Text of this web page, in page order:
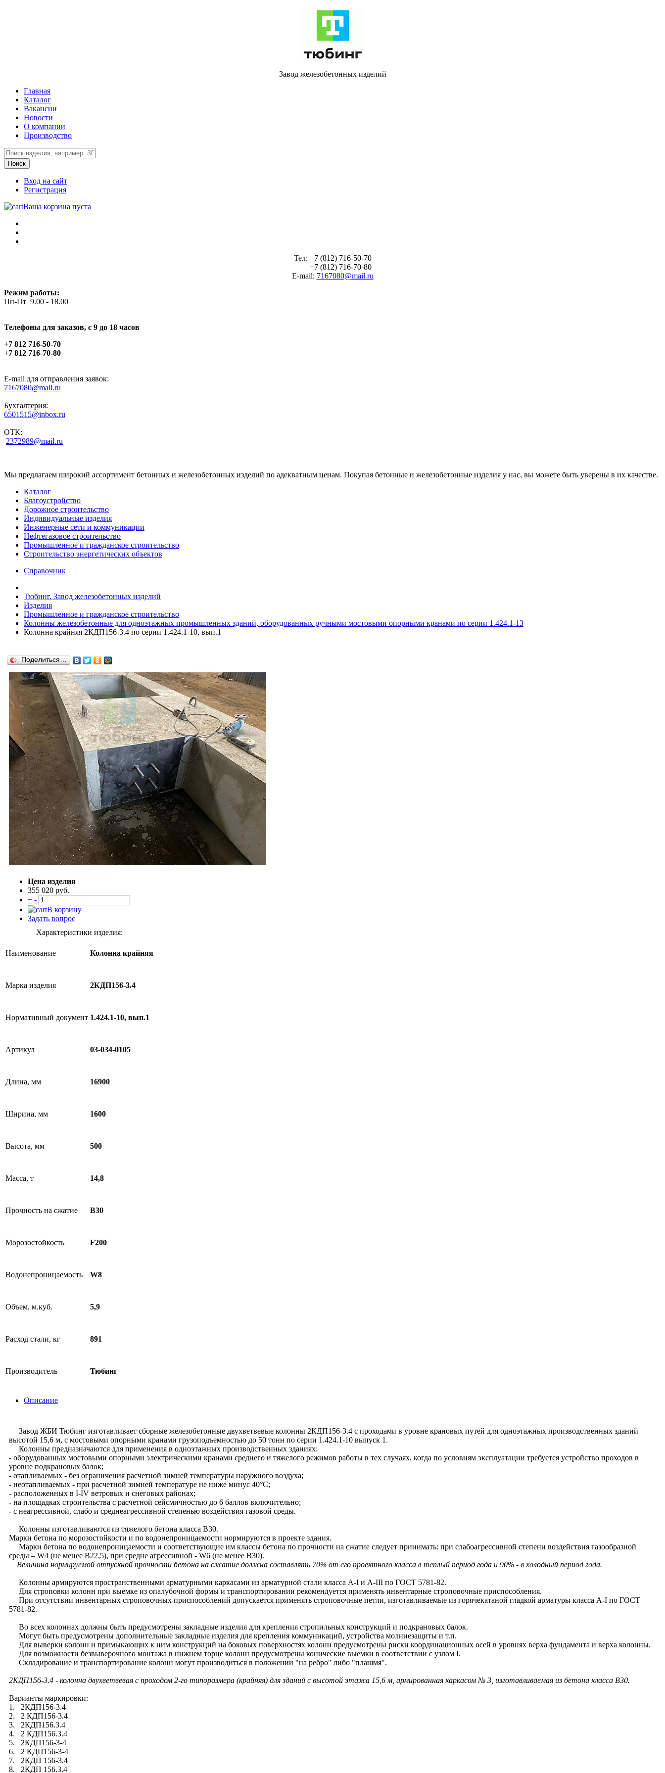
Завод железобетонных изделий
Главная
Каталог
Вакансии
Новости
О компании
Производство
Вход на сайт
Регистрация
Ваша корзина пуста
Тел: +7 (812) 716-50-70
+7 (812) 716-70-80
E-mail: 7167080@mail.ru
Режим работы:
Пн-Пт 9.00 - 18.00
Телефоны для заказов, c 9 до 18 часов
+7 812 716-50-70
+7 812 716-70-80
E-mail для отправления заявок:
7167080@mail.ru
Бухгалтерия:
6501515@inbox.ru
ОТК:
2372989@mail.ru
Мы предлагаем широкий ассортимент бетонных и железобетонных изделий по адекватным ценам. Покупая бетонные и железобетонные изделия у нас, вы можете быть уверены в их качестве.
Каталог
Благоустройство
Дорожное строительство
Индивидуальные изделия
Инженерные сети и коммуникации
Нефтегазовое строительство
Промышленное и гражданское строительство
Строительство энергетических объектов
Справочник
Тюбинг. Завод железобетонных изделий
Изделия
Промышленное и гражданское строительство
Колонны железобетонные для одноэтажных промышленных зданий, оборудованных ручными мостовыми опорными кранами по серии 1.424.1-13
Колонна крайняя 2КДП156-3.4 по серии 1.424.1-10, вып.1
Поделиться…
Цена изделия
355 020 руб.
+ -
В корзину
Задать вопрос
Характеристики изделия:
Наименование Колонна крайняя
Марка изделия 2КДП156-3.4
Нормативный документ 1.424.1-10, вып.1
Артикул 03-034-0105
Длина, мм 16900
Ширина, мм 1600
Высота, мм 500
Масса, т 14,8
Прочность на сжатие B30
Морозостойкость F200
Водонепроницаемость W8
Объем, м.куб. 5,9
Расход стали, кг 891
Производитель Тюбинг
Описание
Завод ЖБИ Тюбинг изготавливает сборные железобетонные двухветвевые колонны 2КДП156-3.4 с проходами в уровне крановых путей для одноэтажных производственных зданий
высотой 15,6 м, с мостовыми опорными кранами грузоподъемностью до 50 тонн по серии 1.424.1-10 выпуск 1.
Колонны предназначаются для применения в одноэтажных производственных зданиях:
- оборудованных мостовыми опорными электрическими кранами среднего и тяжелого режимов работы в тех случаях, когда по условиям эксплуатации требуется устройство проходов в
уровне подкрановых балок;
- отапливаемых - без ограничения расчетной зимней температуры наружного воздуха;
- неотапливаемых - при расчетной зимней температуре не ниже минус 40°С;
- расположенных в I-IV ветровых и снеговых районах;
- на площадках строительства с расчетной сейсмичностью до 6 баллов включительно;
- с неагрессивной, слабо и среднеагрессивной степенью воздействия газовой среды.
Колонны изготавливаются из тяжелого бетона класса В30.
Марки бетона по морозостойкости и по водонепроницаемости нормируются в проекте здания.
Марки бетона по водонепроницаемости и соответствующие им классы бетона по прочности на сжатие следует принимать: при слабоагрессивной степени воздействия газообразной
среды – W4 (не менее В22,5), при средне агрессивной - W6 (не менее В30).
Величина нормируемой отпускной прочности бетона на сжатие должна составлять 70% от его проектного класса в теплый период года и 90% - в холодный период года.
Колонны армируются пространственными арматурными каркасами из арматурной стали класса A-I и A-III по ГОСТ 5781-82.
Для строповки колонн при выемке из опалубочной формы и транспортировании рекомендуется применять инвентарные строповочные приспособления.
При отсутствии инвентарных строповочных приспособлений допускается применять строповочные петли, изготавливаемые из горячекатаной гладкой арматуры класса A-I по ГОСТ
5781-82.
Во всех колоннах должны быть предусмотрены закладные изделия для крепления стропильных конструкций и подкрановых балок.
Могут быть предусмотрены дополнительные закладные изделия для крепления коммуникаций, устройства молниезащиты и т.п.
Для выверки колонн и примыкающих к ним конструкций на боковых поверхностях колонн предусмотрены риски координационных осей в уровнях верха фундамента и верха колонны.
Для возможности безвыверочного монтажа в нижнем торце колонн предусмотрены конические выемки в соответствии с узлом I.
Складирование и транспортирование колонн могут производиться в положении "на ребро" либо "плашмя".
2КДП156-3.4 - колонна двухветвевая с проходом 2-го типоразмера (крайняя) для зданий с высотой этажа 15,6 м, армированная каркасом № 3 , изготавливаемая из бетона класса В30.
Варианты маркировки:
1. 2КДП156-3.4
2. 2 КДП156-3.4
3. 2КДП156.3.4
4. 2 КДП156.3.4
5. 2КДП156-3-4
6. 2 КДП156-3-4
7. 2КДП 156-3.4
8. 2КДП 156.3.4